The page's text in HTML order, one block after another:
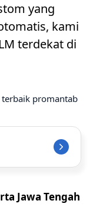
yang
kami
terdekat di
Jawa Tengah